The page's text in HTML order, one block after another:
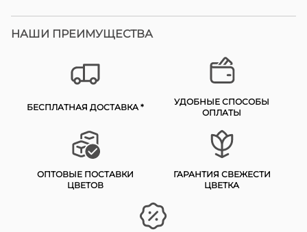
НАШИ ПРЕИМУЩЕСТВА
БЕСПЛАТНАЯ ДОСТАВКА *
УДОБНЫЕ СПОСОБЫ
ОПЛАТЫ
ОПТОВЫЕ ПОСТАВКИ
ЦВЕТОВ
ГАРАНТИЯ СВЕЖЕСТИ
ЦВЕТКА